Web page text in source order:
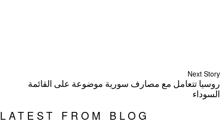
Next Story
روسيا تتعامل مع مصارف سورية موضوعة على القائمة
السوداء
LATEST FROM BLOG